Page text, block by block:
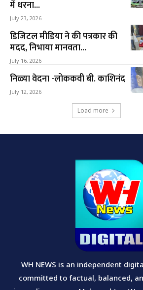
में धरना...
July 23, 2026
डिजिटल मीडिया ने की पत्रकार की
मदद, निभाया मानवता...
July 16, 2026
निळ्या वेदना -लोककवी बी. काशिनंद
July 12, 2026
Load more
WH NEWS is an independent
committed to factual, balanced,